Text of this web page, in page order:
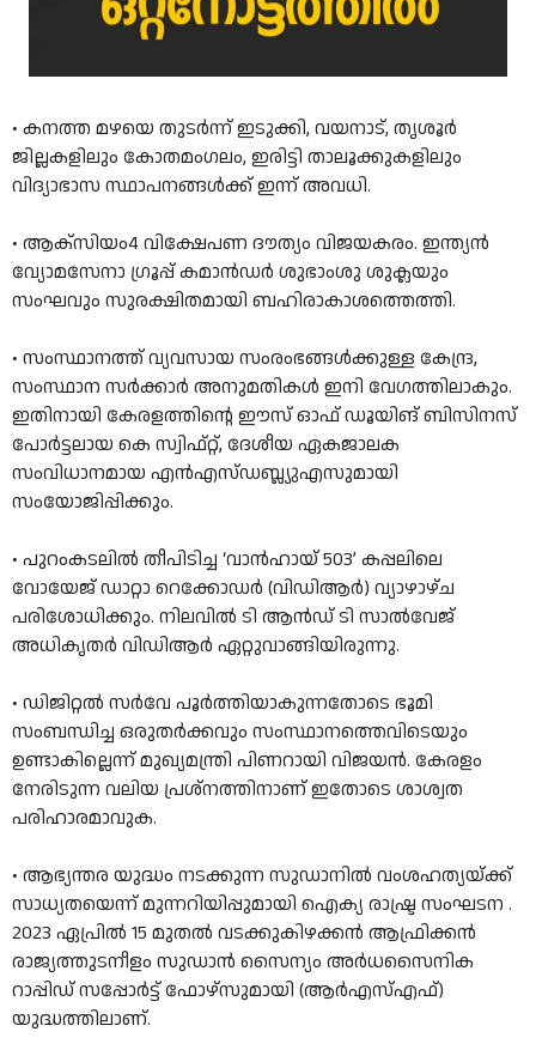
• കനത്ത മഴയെ തുടര്‍ന്ന് ഇടുക്കി, വയനാട്, തൃശൂര്‍
ജില്ലകളിലും കോതമംഗലം, ഇരിട്ടി താലൂക്കുകളിലും
വിദ്യാഭാസ സ്ഥാപനങ്ങള്‍ക്ക് ഇന്ന് അവധി.
• ആക്‌സിയം4 വിക്ഷേപണ ദൗത്യം വിജയകരം. ഇന്ത്യൻ
വ്യോമസേനാ ഗ്രൂപ്പ്‌ കമാൻഡർ ശുഭാംശു ശുക്ലയും
സംഘവും സുരക്ഷിതമായി ബഹിരാകാശത്തെത്തി.
• സംസ്ഥാനത്ത്‌ വ്യവസായ സംരംഭങ്ങൾക്കുള്ള കേന്ദ്ര,
സംസ്ഥാന സർക്കാർ അനുമതികൾ ഇനി വേഗത്തിലാകും.
ഇതിനായി കേരളത്തിന്റെ ഈസ് ഓഫ് ഡൂയിങ് ബിസിനസ്
പോർട്ടലായ കെ സ്വിഫ്റ്റ്, ദേശീയ ഏകജാലക
സംവിധാനമായ എൻഎസ്ഡബ്ല്യുഎസുമായി
സംയോജിപ്പിക്കും.
• പുറംകടലിൽ തീപിടിച്ച ‘വാൻഹായ്‌ 503’ കപ്പലിലെ
വോയേജ്‌ ഡാറ്റാ റെക്കോഡർ (വിഡിആർ) വ്യാഴാഴ്‌ച
പരിശോധിക്കും. നിലവിൽ ടി ആൻഡ്‌ ടി സാൽവേജ്‌
അധികൃതർ വിഡിആർ ഏറ്റുവാങ്ങിയിരുന്നു.
• ഡിജിറ്റൽ സർവേ പൂർത്തിയാകുന്നതോടെ ഭൂമി
സംബന്ധിച്ച ഒരുതർക്കവും സംസ്ഥാനത്തെവിടെയും
ഉണ്ടാകില്ലെന്ന്‌ മുഖ്യമന്ത്രി പിണറായി വിജയൻ. കേരളം
നേരിടുന്ന വലിയ പ്രശ്‌നത്തിനാണ്‌ ഇതോടെ ശാശ്വത
പരിഹാരമാവുക.
• ആഭ്യന്തര യുദ്ധം നടക്കുന്ന സുഡാനില്‍ വംശഹത്യയ്ക്ക്
സാധ്യതയെന്ന് മുന്നറിയിപ്പുമായി ഐക്യ രാഷ്ട്ര സംഘടന .
2023 ഏപ്രിൽ 15 മുതൽ വടക്കുകിഴക്കൻ ആഫ്രിക്കൻ
രാജ്യത്തുടനീളം സുഡാൻ സൈന്യം അർധസൈനിക
റാപ്പിഡ് സപ്പോർട്ട് ഫോഴ്‌സുമായി (ആർ‌എസ്‌എഫ്‌)
യുദ്ധത്തിലാണ്.